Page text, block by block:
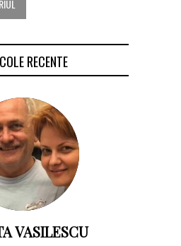
RECENTE
VASILESCU